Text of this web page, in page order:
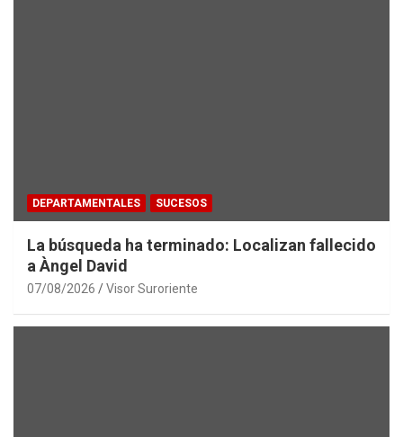
DEPARTAMENTALES SUCESOS
La búsqueda ha terminado: Localizan fallecido
a Àngel David
07/08/2026 Visor Suroriente